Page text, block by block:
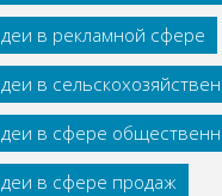
в рекламной сфере
в
в сфере
в сфере продаж